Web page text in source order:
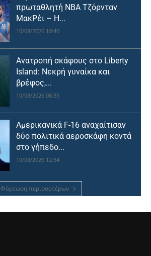
πρωταθλητή NBA Τζόρνταν
ΜακΡέι – Η...
10/08/2026 10:40
Ανατροπή σκάφους στο Liberty
Island: Νεκρή γυναίκα και
βρέφος,...
10/08/2026 08:35
Αμερικανικά F-16 αναχαίτισαν
δύο πολιτικά αεροσκάφη κοντά
στο γήπεδο...
10/08/2026 12:34
Φόρτωση περισσοτέρων